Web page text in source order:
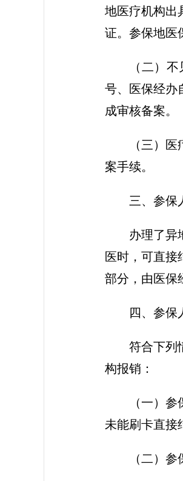
地医疗机构出
证。参保地医
（二）
号、医保经办
成审核备案。
（三）
案手续。
三、参保
办理了异
医时，可直接
部分，由医保
四、参保
符合下列
构报销：
（一）
未能刷卡直接
（二）